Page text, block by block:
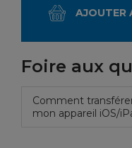
AJOUTER
Foire aux
Comment
mon appareil iOS/